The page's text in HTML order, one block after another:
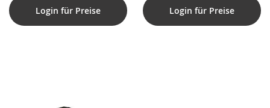
Login für Preise Login für Preise